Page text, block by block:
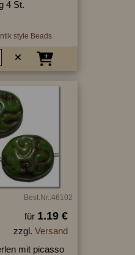
4 St.
style Beads
Best.Nr.:46102
für 1.19 €
zzgl. Versand
mit picasso